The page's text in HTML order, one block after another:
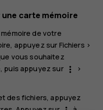
carte mémoire
de votre
appuyez sur Fichiers >
vous souhaitez
puis appuyez sur
more_vert
>
des fichiers, appuyez